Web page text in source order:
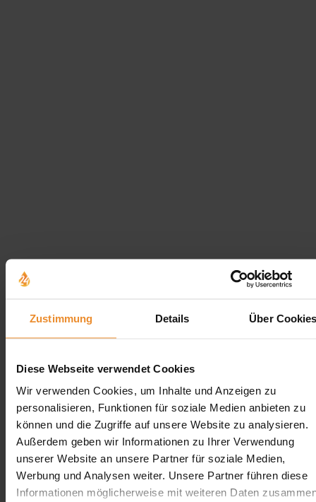
Zustimmung Details Über
Diese Webseite verwendet Cookies
Wir verwenden Cookies, um Inhalte und Anzeigen zu
personalisieren, Funktionen für soziale Medien anbieten zu
können und die Zugriffe auf unsere Website zu analysieren.
Außerdem geben wir Informationen zu Ihrer Verwendung
unserer Website an unsere Partner für soziale Medien,
Werbung und Analysen weiter. Unsere Partner führen diese
Informationen möglicherweise mit weiteren Daten